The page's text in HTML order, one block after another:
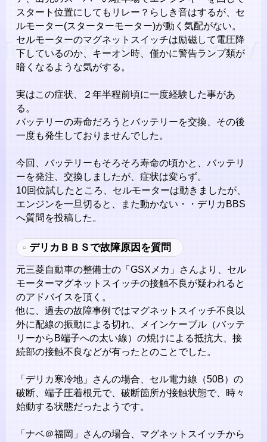
スタート位置にしてもリレー？らしき音はするが、セ
ルモーター(スターターモーター)が動く気配がない。
セルモーターのマグネットスイッチは励磁して電圧降
下しているのか、キーオン時、僅かに警告ランプ類が
暗くなるような気がする。
実はこの症状、２年半程前頃に一度経験した事があ
る。
バッテリーの寿命だろうとバッテリーを交換、その後
一度も発生しておりませんでした。
今回、バッテリーもそろそろ寿命の頃かと、バッテリ
ーを発注、交換しましたが、症状は変らず。
10回位試したところ、セルモーターは動きましたが、
エンジンを一旦切ると、また動かない・・デリカBBS
へ質問を投稿した。
デリカＢＢＳで故障原因を質問
元三菱自動車の整備士の「GSXメカ」さんより、セル
モーターマグネットスイッチの接触不良が疑われると
のアドバイスを頂く。
他に、過去の故障事例ではマグネットスイッチ不良以
外に配線の振動による切れ、メインケーブル（バッテ
リーからB端子への太い線）の焼けによる抵抗大、接
続部の接触不良などが有ったとのことでした。
「デリカ寒冷地」さんの場合、セル電力線（50B）の
破断、端子圧着根元で、破断箇所が接触状態で、時々
始動する状態だったようです。
「ナベ＠福岡」さんの場合、マグネットスイッチから